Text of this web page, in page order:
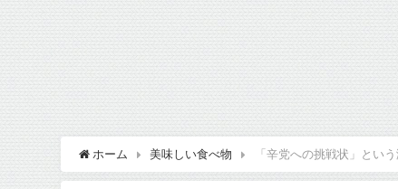
ホーム 美味しい食べ物 「辛党への挑戦状」とい